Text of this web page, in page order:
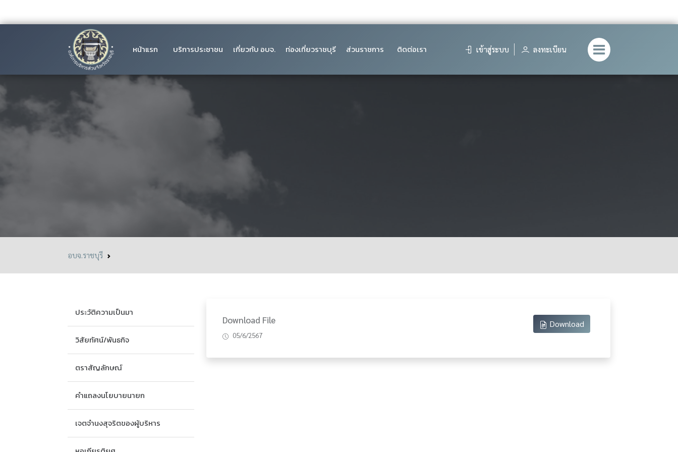
หน้าแรก บริการประชาชน เกี่ยวกับ อบจ. ท่องเที่ยวราชบุรี ส่วนราชการ ติดต่อเรา เข้าสู่ระบบ ลงทะเบียน
อบจ.ราชบุรี
ประวัติความเป็นมา
วิสัยทัศน์/พันธกิจ
ตราสัญลักษณ์
คำแถลงนโยบายนายก
เจตจำนงสุจริตของผู้บริหาร
Download File
05/6/2567
Download